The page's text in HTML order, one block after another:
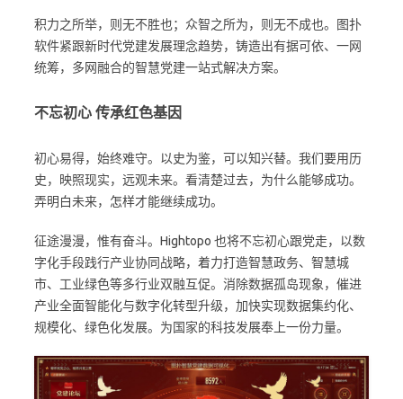
积力之所举，则无不胜也；众智之所为，则无不成也。图扑
软件紧跟新时代党建发展理念趋势，铸造出有据可依、一网
统筹，多网融合的智慧党建一站式解决方案。
不忘初心 传承红色基因
初心易得，始终难守。以史为鉴，可以知兴替。我们要用历
史，映照现实，远观未来。看清楚过去，为什么能够成功。
弄明白未来，怎样才能继续成功。
征途漫漫，惟有奋斗。Hightopo 也将不忘初心跟党走，以数
字化手段践行产业协同战略，着力打造智慧政务、智慧城
市、工业绿色等多行业双融互促。消除数据孤岛现象，催进
产业全面智能化与数字化转型升级，加快实现数据集约化、
规模化、绿色化发展。为国家的科技发展奉上一份力量。